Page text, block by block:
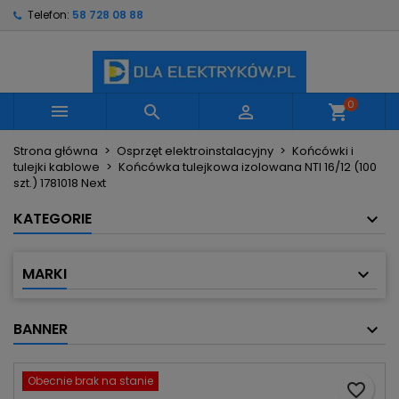
Telefon: 58 728 08 88
   shopping_cart0
Strona główna Osprzęt elektroinstalacyjny
Końcówki i
tulejki kablowe
Końcówka tulejkowa izolowana NTI 16/12 (100
szt.) 1781018 Next
KATEGORIE
MARKI
BANNER
Obecnie brak na stanie favorite_border
Utwórz nową listę
Nazwa listy życzeń
Anuluj Utwórz listę życzeń
Musisz być zalogowany by zapisać produkty na
swojej liście życzeń.
Anuluj Zaloguj się